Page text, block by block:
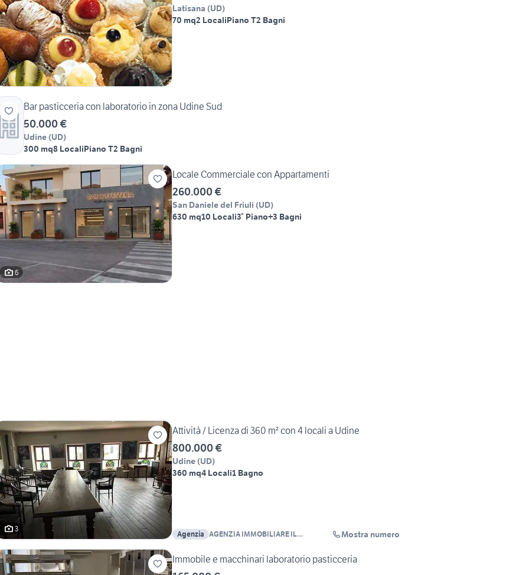
Latisana (UD)
70 mq2 LocaliPiano T2 Bagni
Bar pasticceria con laboratorio in zona Udine Sud
50.000 €
Udine (UD)
300 mq8 LocaliPiano T2 Bagni
6
Locale Commerciale con Appartamenti
260.000 €
San Daniele del Friuli (UD)
630 mq10 Locali3° Piano+3 Bagni
3
Attività / Licenza di 360 m² con 4 locali a Udine
800.000 €
Udine (UD)
360 mq4 Locali1 Bagno
Agenzia AGENZIA IMMOBILIARE IL
Mostra numero
Immobile e macchinari laboratorio pasticceria